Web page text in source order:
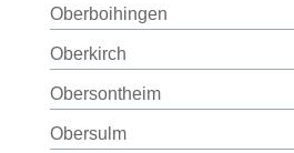
Oberboihingen
Oberkirch
Obersontheim
Obersulm